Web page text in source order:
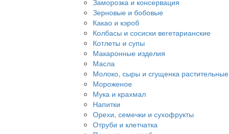
Заморозка и консервация
Зерновые и бобовые
Какао и кэроб
Колбасы и сосиски вегетарианские
Котлеты и супы
Макаронные изделия
Масла
Молоко, сыры и сгущенка растительные
Мороженое
Мука и крахмал
Напитки
Орехи, семечки и сухофрукты
Отруби и клетчатка